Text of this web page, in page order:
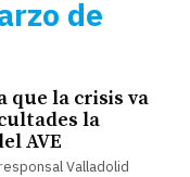
de
que la crisis va
la
AVE
Valladolid